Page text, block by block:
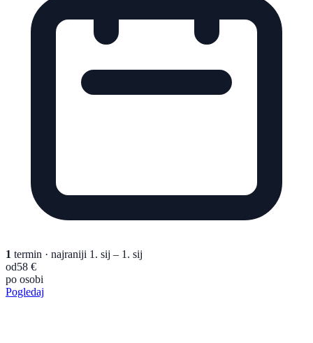
1 termin · najraniji 1. sij – 1. sij
od58 €
po osobi
Pogledaj